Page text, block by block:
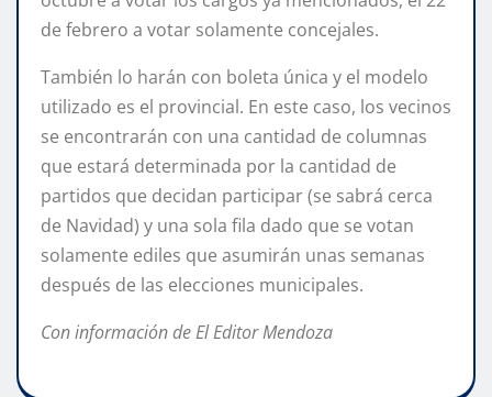
de febrero a votar solamente concejales.
También lo harán con boleta única y el modelo
utilizado es el provincial. En este caso, los vecinos
se encontrarán con una cantidad de columnas
que estará determinada por la cantidad de
partidos que decidan participar (se sabrá cerca
de Navidad) y una sola fila dado que se votan
solamente ediles que asumirán unas semanas
después de las elecciones municipales.
Con información de El Editor Mendoza